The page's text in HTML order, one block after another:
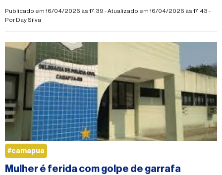
Publicado em 16/04/2026 às 17:39 - Atualizado em 16/04/2026 às 17:43 -
PorDay Silva
Mulher é ferida com golpe de garrafa
#camapua